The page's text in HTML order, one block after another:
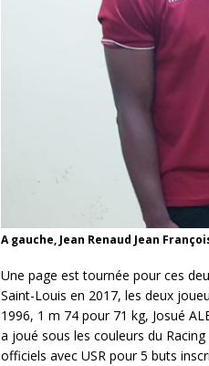
A gauche, Jean Renaud Jean
Une page est tournée pour ces
Saint-Louis en 2017, les deux
1996, 1 m 74 pour 71 kg, Josué
a joué sous les couleurs du
officiels avec USR pour 5 buts